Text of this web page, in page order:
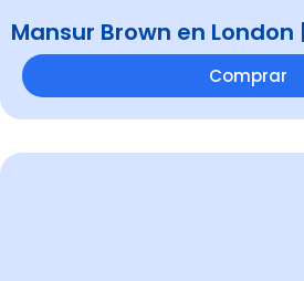
Mansur Brown en London
Comprar